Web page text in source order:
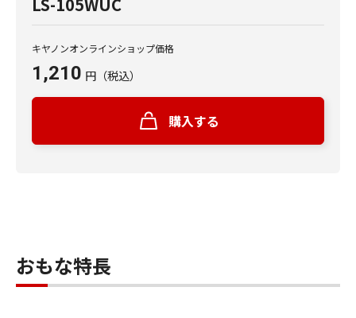
キヤノンオンラインショップ価格
1,210 円 （税込）
購入する
おもな特長